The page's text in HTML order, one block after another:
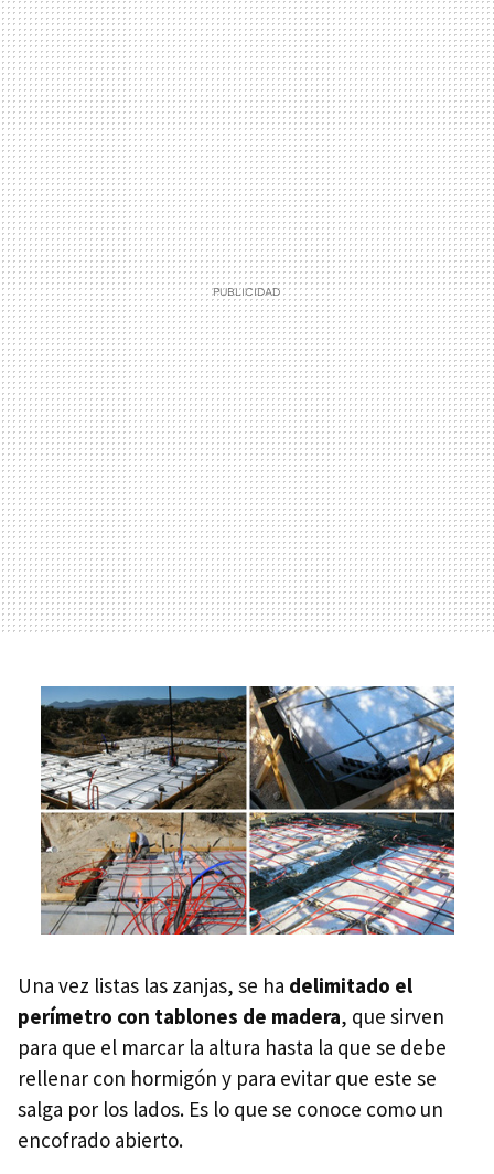
Una vez listas las zanjas, se ha delimitado el
perímetro con tablones de madera, que sirven
para que el marcar la altura hasta la que se debe
rellenar con hormigón y para evitar que este se
salga por los lados. Es lo que se conoce como un
encofrado abierto.